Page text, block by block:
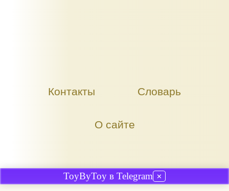
Контакты Словарь
О сайте
ToyByToy в Telegram ✕